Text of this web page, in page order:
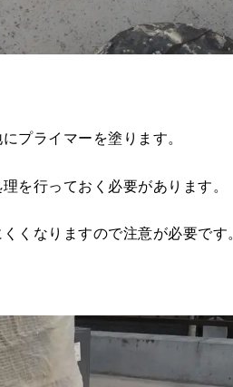
プライマーを塗ります。
を行っておく必要があります。
くなりますので注意が必要です。